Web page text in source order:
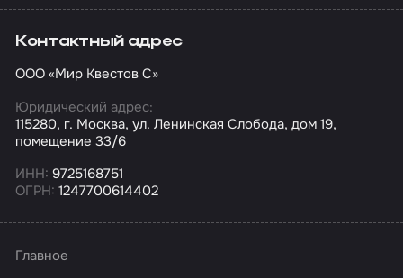
Контактный адрес
ООО «Мир Квестов С»
Юридический адрес:
115280, г. Москва, ул. Ленинская Слобода, дом 19,
помещение 33/6
ИНН: 9725168751
ОГРН: 1247700614402
Главное